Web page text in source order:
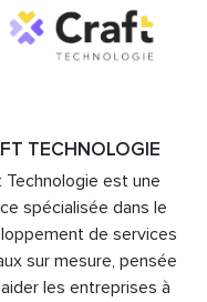
TECHNOLOGIE
Technologie est une
spécialisée dans le
de services
sur mesure, pensée
les entreprises à